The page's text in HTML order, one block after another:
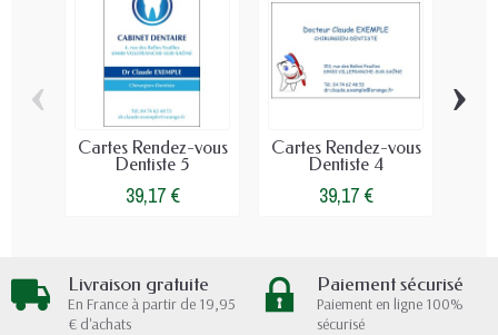
Cartes Rendez-vous
Dentiste 5
39,17 €
Cartes Rendez-vous
Dentiste 4
39,17 €
‹ ›
Livraison gratuite
En France à partir de 19,95
€ d'achats
Paiement sécurisé
Paiement en ligne 100%
sécurisé